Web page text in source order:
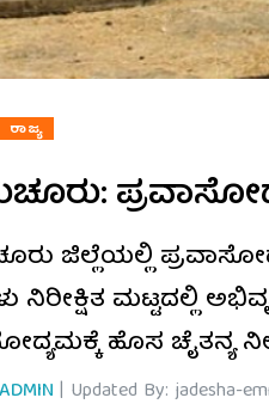
ರಾಜ್ಯ
ಜಿಲ್ಲೆಯಲ್ಲಿ
ನಿರೀಕ್ಷಿತ ಮಟ್ಟದಲ್ಲಿ
ಹೊಸ ಚೈತನ್ಯ
ADMIN | Updated By: jadesha-